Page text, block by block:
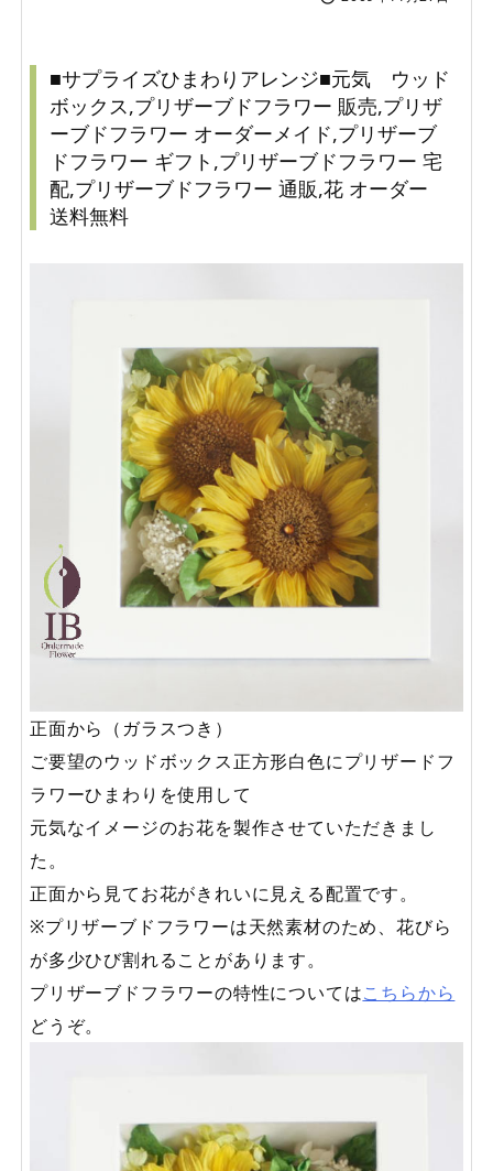
■サプライズひまわりアレンジ■元気 ウッド
ボックス,プリザーブドフラワー 販売,プリザ
ーブドフラワー オーダーメイド,プリザーブ
ドフラワー ギフト,プリザーブドフラワー 宅
配,プリザーブドフラワー 通販,花 オーダー
送料無料
正面から（ガラスつき）
ご要望のウッドボックス正方形白色にプリザードフ
ラワーひまわりを使用して
元気なイメージのお花を製作させていただきまし
た。
正面から見てお花がきれいに見える配置です。
※プリザーブドフラワーは天然素材のため、花びら
が多少ひび割れることがあります。
プリザーブドフラワーの特性についてはこちらから
どうぞ。